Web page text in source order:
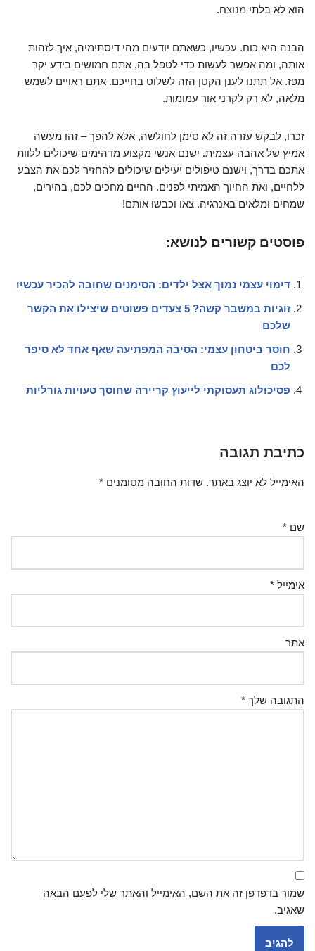
הוא לא בלתי מנוצח.
הבנה היא כוח. עכשיו, כשאתם יודעים מהי דיסתימיה, איך לזהות
אותה, ומה אפשר לעשות כדי לטפל בה, אתם חמושים בידע יקר
מפז. אל תתנו לענן הקטן הזה לשלוט בחייכם. אתם ראויים לשמש
מלאה, לא רק לקרני אור עמומות.
זכרו, לבקש עזרה זה לא סימן לחולשה, אלא להפך – זהו מעשה
אמיץ של אהבה עצמית. ישנם אנשי מקצוע מדהימים שיכולים ללוות
אתכם בדרך, וישנם טיפולים יעילים שיכולים להחזיר לכם את הצבע
ללחיים, ואת החיוך האמיתי לפנים. החיים מחכים לכם, בהירים,
שמחים ומלאים באנרגיה. צאו וכבשו אותם!
פוסטים קשורים לנושא:
דימוי עצמי נמוך אצל ילדים: הסימנים שחובה להכיר עכשיו
זוגיות במשבר קשה? 5 צעדים פשוטים שיצילו את הקשר
שלכם
חוסר ביטחון עצמי: הסיבה המפתיעה שאף אחד לא סיפר
לכם
פסיכולוג תעסוקתי לייעוץ קריירה שחוסך טעויות גורליות
כתיבת תגובה
האימייל לא יוצג באתר. שדות החובה מסומנים *
שם *
אימייל *
אתר
התגובה שלך *
שמור בדפדפן זה את השם, האימייל והאתר שלי לפעם הבאה
שאגיב.